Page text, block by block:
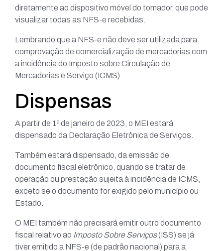
diretamente ao dispositivo móvel do tomador, que pode
visualizar todas as NFS-e recebidas.
Lembrando que a NFS-e não deve ser utilizada para
comprovação de comercialização de mercadorias com
a incidência do Imposto sobre Circulação de
Mercadorias e Serviço (ICMS).
Dispensas
A partir de 1º de janeiro de 2023, o MEI estará
dispensado da Declaração Eletrônica de Serviços.
Também estará dispensado, da emissão de
documento fiscal eletrônico, quando se tratar de
operação ou prestação sujeita à incidência de ICMS,
exceto se o documento for exigido pelo município ou
Estado.
O MEI também não precisará emitir outro documento
fiscal relativo ao Imposto Sobre Serviços(ISS) se já
tiver emitido a NFS-e (de padrão nacional) para a